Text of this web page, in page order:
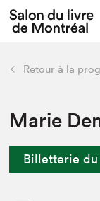
Préparer
Actualités
retour
Préparer sa
Liens pratiques
Retour à la
Marie
Billetterie du